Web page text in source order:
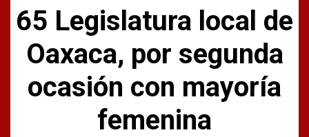
65 Legislatura local de
Oaxaca, por segunda
ocasión con mayoría
femenina